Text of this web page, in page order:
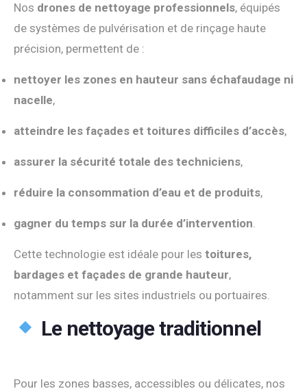
Nos drones de nettoyage professionnels, équipés
de systèmes de pulvérisation et de rinçage haute
précision, permettent de :
nettoyer les zones en hauteur sans échafaudage ni
nacelle,
atteindre les façades et toitures difficiles d’accès,
assurer la sécurité totale des techniciens,
réduire la consommation d’eau et de produits,
gagner du temps sur la durée d’intervention.
Cette technologie est idéale pour les toitures,
bardages et façades de grande hauteur,
notamment sur les sites industriels ou portuaires.
Le nettoyage traditionnel
Pour les zones basses, accessibles ou délicates, nos